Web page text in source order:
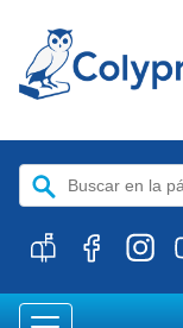
Buscar: